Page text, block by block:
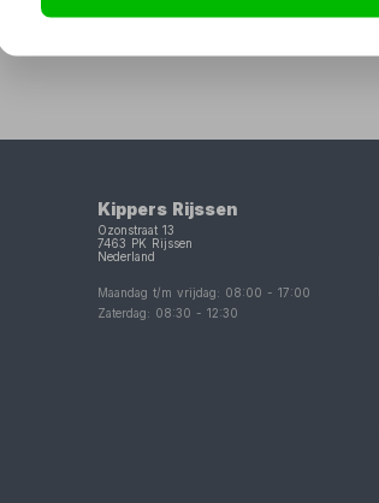
Kippers Rijssen
Ozonstraat 13
7463 PK
Rijssen
Nederland
Maandag t/m vrijdag: 08:00 -17:00
Zaterdag: 08:30 -12:30